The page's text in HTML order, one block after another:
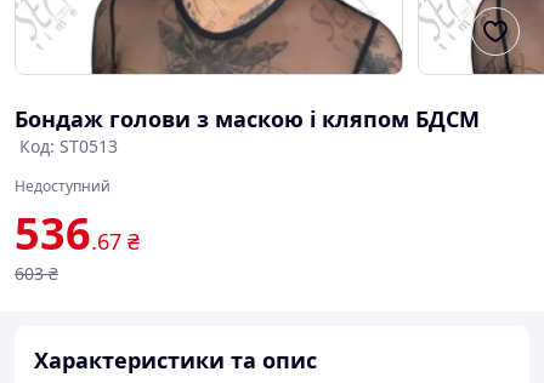
Бондаж голови з маскою і кляпом БДСМ
Код: ST0513
Недоступний
536.67 ₴
603 ₴
Характеристики та опис